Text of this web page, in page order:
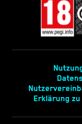
Erklärung zu